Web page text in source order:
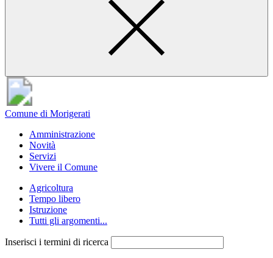
Comune di Morigerati
Amministrazione
Novità
Servizi
Vivere il Comune
Agricoltura
Tempo libero
Istruzione
Tutti gli argomenti...
Inserisci i termini di ricerca